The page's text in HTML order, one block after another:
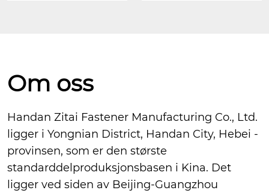
Om oss
Handan Zitai Fastener Manufacturing Co., Ltd.
ligger i Yongnian District, Handan City, Hebei -
provinsen, som er den største
standarddelproduksjonsbasen i Kina. Det
ligger ved siden av Beijing-Guangzhou